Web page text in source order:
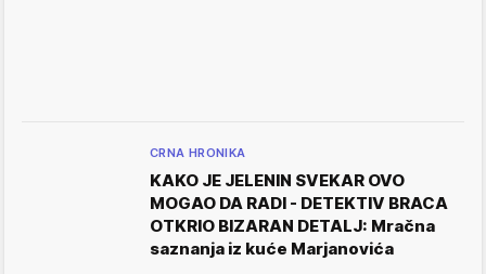
CRNA HRONIKA
KAKO JE JELENIN SVEKAR OVO
MOGAO DA RADI - DETEKTIV BRACA
OTKRIO BIZARAN DETALJ: Mračna
saznanja iz kuće Marjanovića